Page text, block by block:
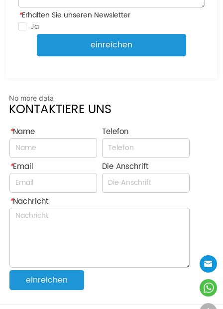
*Erhalten Sie unseren Newsletter
Ja
einreichen
No more data
KONTAKTIERE UNS
*Name Telefon
*Email Die Anschrift
*Nachricht
einreichen